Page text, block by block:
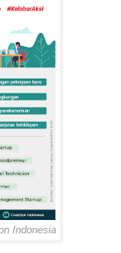
Indonesia